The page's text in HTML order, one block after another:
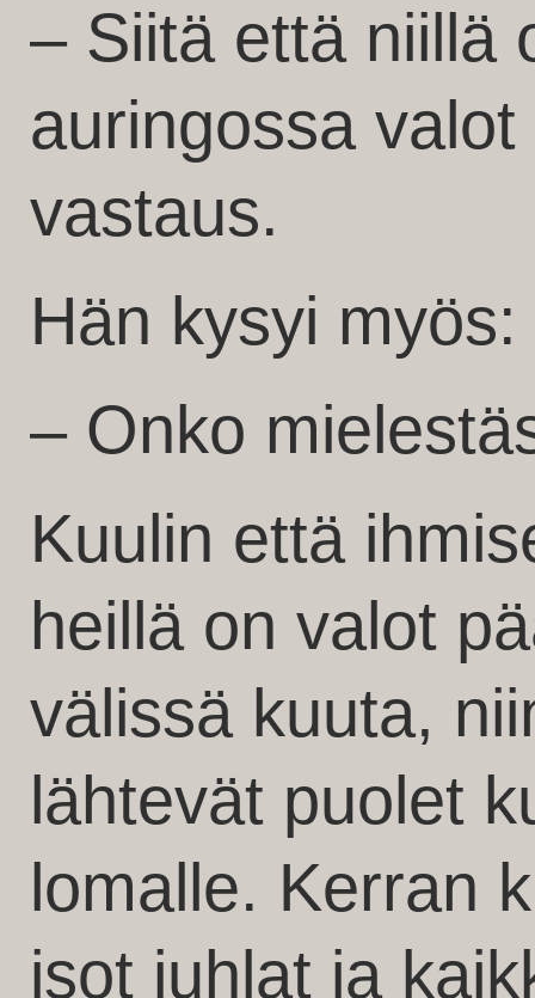
– Siitä että niillä
auringossa
vastaus.
Hän kysyi myös:
– Onko
Kuulin että
heillä on valot
välissä kuuta,
lähtevät puolet
lomalle. Kerran
isot juhlat ja